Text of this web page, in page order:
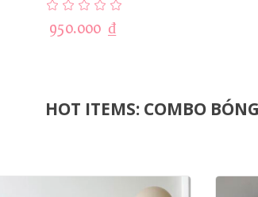
950.000 ₫
HOT ITEMS: COMBO